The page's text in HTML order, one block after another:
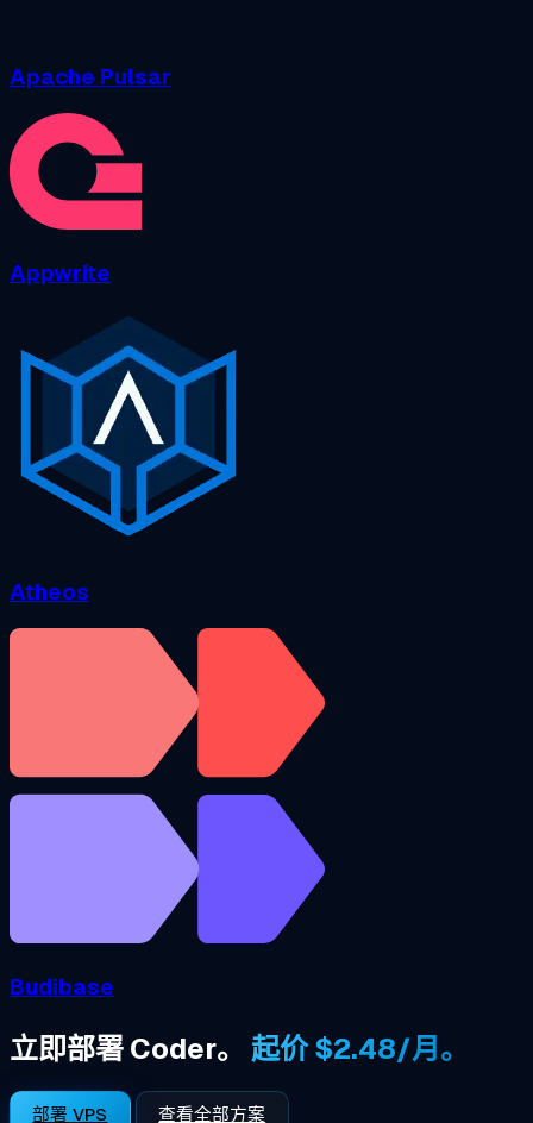
Apache Pulsar
Appwrite
Atheos
Budibase
立即部署 Coder。 起价 $2.48/月。
部署 VPS 查看全部方案